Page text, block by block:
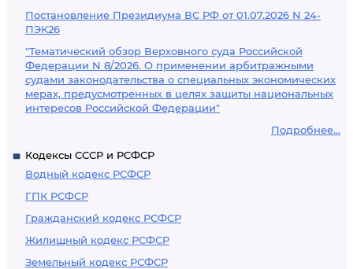
Постановление Президиума ВС РФ от 01.07.2026 N 24-
ПЭК26
"Тематический обзор Верховного суда Российской
Федерации N 8/2026. О применении арбитражными
судами законодательства о специальных экономических
мерах, предусмотренных в целях защиты национальных
интересов Российской Федерации"
Подробнее...
Кодексы СССР и РСФСР
Водный кодекс РСФСР
ГПК РСФСР
Гражданский кодекс РСФСР
Жилищный кодекс РСФСР
Земельный кодекс РСФСР